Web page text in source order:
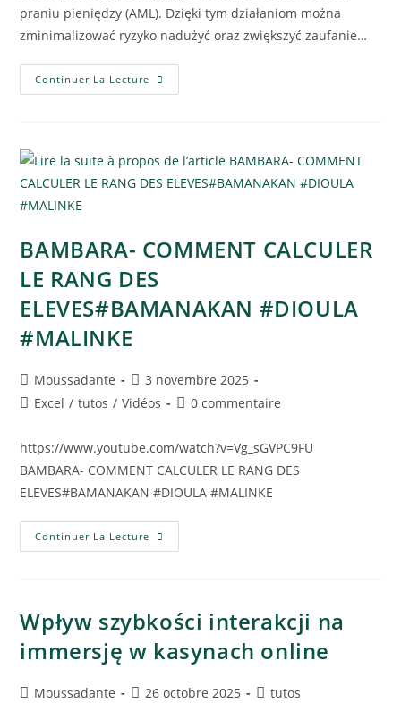
praniu pieniędzy (AML). Dzięki tym działaniom można
zminimalizować ryzyko nadużyć oraz zwiększyć zaufanie…
Continuer La Lecture
BAMBARA- COMMENT CALCULER
LE RANG DES
ELEVES#BAMANAKAN #DIOULA
#MALINKE
Moussadante
3 novembre 2025
Excel / tutos / Vidéos 0 commentaire
https://www.youtube.com/watch?v=Vg_sGVPC9FU
BAMBARA- COMMENT CALCULER LE RANG DES
ELEVES#BAMANAKAN #DIOULA #MALINKE
Continuer La Lecture
Wpływ szybkości interakcji na
immersję w kasynach online
Moussadante 26 octobre 2025 tutos